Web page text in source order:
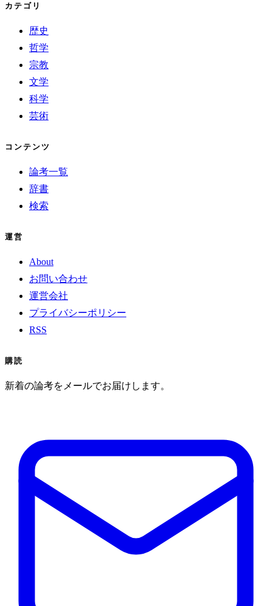
カテゴリ
歴史
哲学
宗教
文学
科学
芸術
コンテンツ
論考一覧
辞書
検索
運営
About
お問い合わせ
運営会社
プライバシーポリシー
RSS
購読
新着の論考をメールでお届けします。